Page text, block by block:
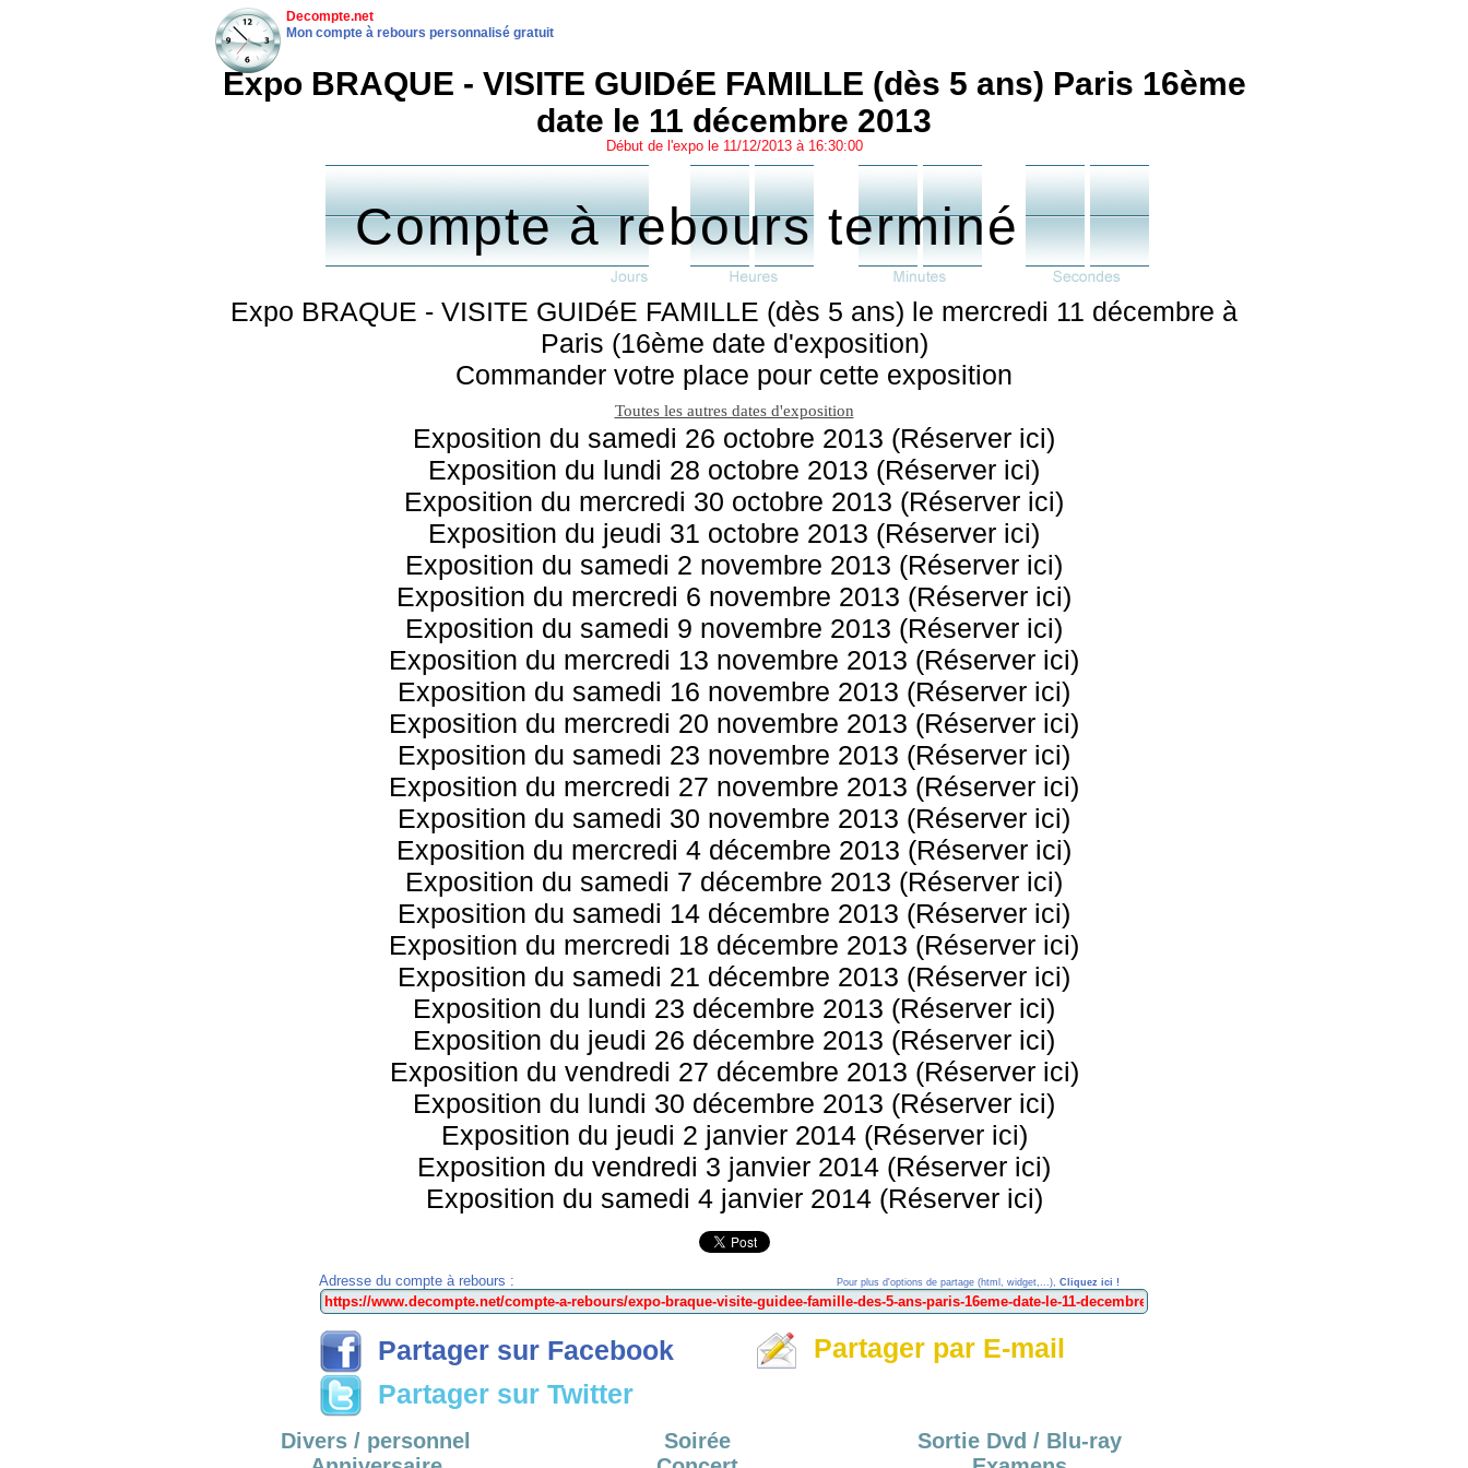
Decompte.net
Mon compte à rebours personnalisé gratuit
Expo BRAQUE - VISITE GUIDéE FAMILLE (dès 5 ans) Paris 16ème
date le 11 décembre 2013
Début de l'expo le 11/12/2013 à 16:30:00
Compte à rebours terminé
Expo BRAQUE - VISITE GUIDéE FAMILLE (dès 5 ans) le mercredi 11 décembre à
Paris (16ème date d'exposition)
Commander votre place pour cette exposition
Toutes les autres dates d'exposition
Exposition du samedi 26 octobre 2013 (Réserver ici)
Exposition du lundi 28 octobre 2013 (Réserver ici)
Exposition du mercredi 30 octobre 2013 (Réserver ici)
Exposition du jeudi 31 octobre 2013 (Réserver ici)
Exposition du samedi 2 novembre 2013 (Réserver ici)
Exposition du mercredi 6 novembre 2013 (Réserver ici)
Exposition du samedi 9 novembre 2013 (Réserver ici)
Exposition du mercredi 13 novembre 2013 (Réserver ici)
Exposition du samedi 16 novembre 2013 (Réserver ici)
Exposition du mercredi 20 novembre 2013 (Réserver ici)
Exposition du samedi 23 novembre 2013 (Réserver ici)
Exposition du mercredi 27 novembre 2013 (Réserver ici)
Exposition du samedi 30 novembre 2013 (Réserver ici)
Exposition du mercredi 4 décembre 2013 (Réserver ici)
Exposition du samedi 7 décembre 2013 (Réserver ici)
Exposition du samedi 14 décembre 2013 (Réserver ici)
Exposition du mercredi 18 décembre 2013 (Réserver ici)
Exposition du samedi 21 décembre 2013 (Réserver ici)
Exposition du lundi 23 décembre 2013 (Réserver ici)
Exposition du jeudi 26 décembre 2013 (Réserver ici)
Exposition du vendredi 27 décembre 2013 (Réserver ici)
Exposition du lundi 30 décembre 2013 (Réserver ici)
Exposition du jeudi 2 janvier 2014 (Réserver ici)
Exposition du vendredi 3 janvier 2014 (Réserver ici)
Exposition du samedi 4 janvier 2014 (Réserver ici)
Adresse du compte à rebours : Pour plus d'options de partage (html, widget,...), Cliquez ici !
Partager sur Facebook
Partager sur Twitter
Partager par E-mail
Divers / personnel
Soirée
Sortie Dvd / Blu-ray